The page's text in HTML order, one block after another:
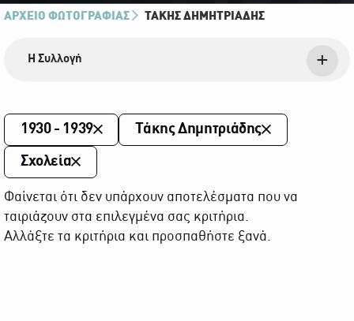
ΑΡΧΕΙΟ ΦΩΤΟΓΡΑΦΙΑΣ ΤΆΚΗΣ ΔΗΜΗΤΡΙΆΔΗΣ
Η Συλλογή
1930 - 1939 Τάκης Δημητριάδης
Σχολεία
Φαίνεται ότι δεν υπάρχουν αποτελέσματα που να
ταιριάζουν στα επιλεγμένα σας κριτήρια.
Αλλάξτε τα κριτήρια και προσπαθήστε ξανά.